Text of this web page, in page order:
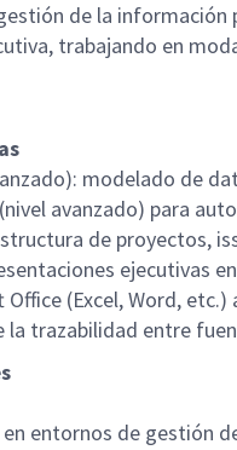
de la información
trabajando en
modelado de
avanzado) para
de proyectos,
ejecutivas
(Excel, Word, etc.)
la trazabilidad entre
en entornos de gestión